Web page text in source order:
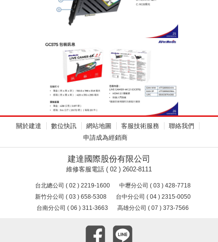
關於建達 數位快訊 網站地圖 客服技術服務
聯絡我們
申請成為經銷商
建達國際股份有限公司
維修客服電話 ( 02 ) 2602-8111
台北總公司 ( 02 ) 2219-1600
中壢分公司 ( 03 ) 428-7718
新竹分公司 ( 03 ) 658-5308
台中分公司 ( 04 ) 2315-0050
台南分公司 ( 06 ) 311-3663
高雄分公司 ( 07 ) 373-7566